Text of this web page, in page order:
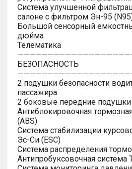
Система улучшенной
салоне с фильтром Эн-95
Большой сенсорный
дюйма
Телематика
БЕЗОПАСНОСТЬ
2 подушки безопасности
пассажира
2 боковые передние подушки
Антиблокировочная
(ABS)
Система стабилизации
Эс-Си (ESC)
Система распределения
Антипробуксовочная система